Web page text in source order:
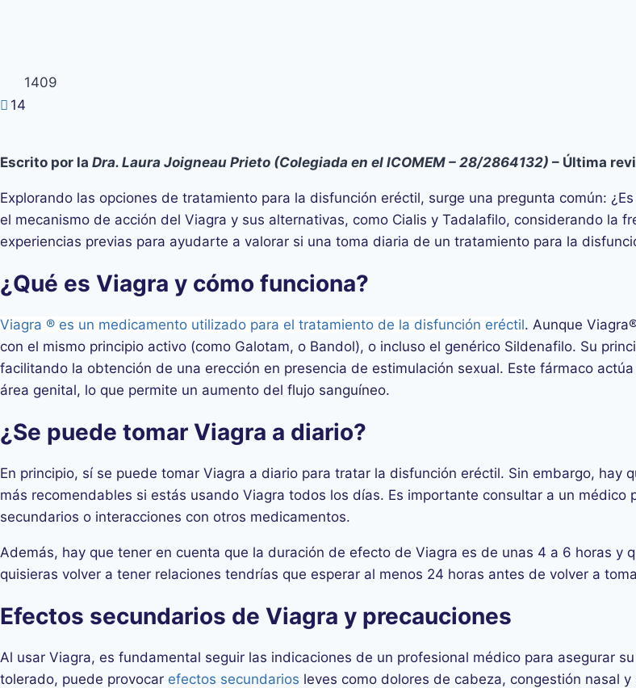
1409
14
Escrito por la Dra. Laura Joigneau Prieto (Colegiada en el ICOMEM – 28/2864132) – Última
Explorando las opciones de tratamiento para la disfunción eréctil, surge una pregunta común:
el mecanismo de acción del Viagra y sus alternativas, como Cialis y Tadalafilo, considerando la
experiencias previas para ayudarte a valorar si una toma diaria de un tratamiento para la
¿Qué es Viagra y cómo funciona?
Viagra ® es un medicamento utilizado para el tratamiento de la disfunción eréctil. Aunque
con el mismo principio activo (como Galotam, o Bandol), o incluso el genérico Sildenafilo. Su
facilitando la obtención de una erección en presencia de estimulación sexual. Este fármaco
área genital, lo que permite un aumento del flujo sanguíneo.
¿Se puede tomar Viagra a diario?
En principio, sí se puede tomar Viagra a diario para tratar la disfunción eréctil. Sin embargo,
más recomendables si estás usando Viagra todos los días. Es importante consultar a un
secundarios o interacciones con otros medicamentos.
Además, hay que tener en cuenta que la duración de efecto de Viagra es de unas 4 a 6 horas y
quisieras volver a tener relaciones tendrías que esperar al menos 24 horas antes de volver a
Efectos secundarios de Viagra y precauciones
Al usar Viagra, es fundamental seguir las indicaciones de un profesional médico para asegurar
tolerado, puede provocar efectos secundarios leves como dolores de cabeza, congestión nasal